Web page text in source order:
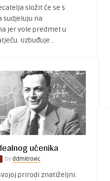
složit će se s
sudjeluju na
jer vole predmet u
Uzbuđuje ..
učenika
by ddmitrovic
prirodi znatiželjni.